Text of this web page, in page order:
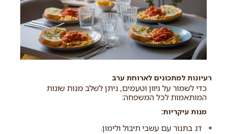
רעיונות למתכונים לארוחת ערב
כדי לשמור על גיוון וטעמים, ניתן לשלב מנות שונות
המותאמות לכל המשפחה:
מנות עיקריות:
דג בתנור עם עשבי תיבול ולימון.